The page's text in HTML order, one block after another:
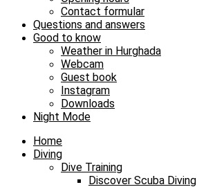
Contact formular
Questions and answers
Good to know
Weather in Hurghada
Webcam
Guest book
Instagram
Downloads
Night Mode
Home
Diving
Dive Training
Discover Scuba Diving